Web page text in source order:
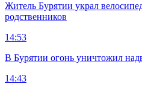
Житель Бурятии украл
родственников
14:53
В Бурятии огонь уничтожил
14:43